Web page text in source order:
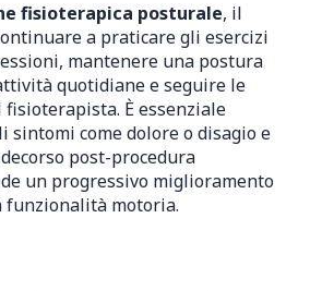
fisioterapica posturale, il
a praticare gli esercizi
mantenere una postura
quotidiane e seguire le
fisioterapista. È essenziale
sintomi come dolore o disagio e
post-procedura
un progressivo miglioramento
funzionalità motoria.